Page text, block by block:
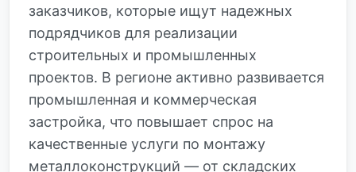
заказчиков, которые ищут надежных
подрядчиков для реализации
строительных и промышленных
проектов. В регионе активно развивается
промышленная и коммерческая
застройка, что повышает спрос на
качественные услуги по монтажу
металлоконструкций — от складских